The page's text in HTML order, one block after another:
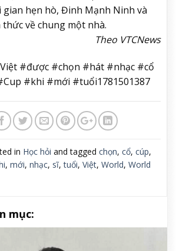
gian hẹn hò, Đinh Mạnh Ninh và
về chung một nhà.
Theo VTCNews
#được #chọn #hát #nhạc #cổ
#khi #mới #tuổi1781501387
in Học hỏi and tagged chọn, cổ, cúp,
, mới, nhạc, sĩ,tuổi, Việt, World, World
mục: